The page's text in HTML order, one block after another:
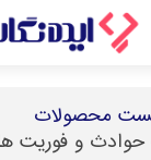
محصولات
حوادث و فوريت